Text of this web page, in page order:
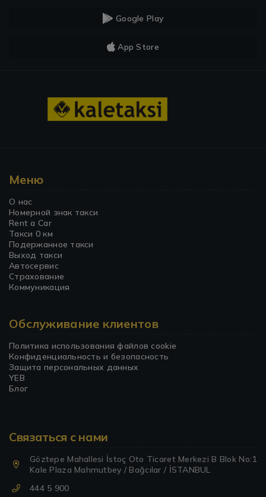
Google Play
App Store
Меню
О нас
Номерной знак такси
Rent a Car
Такси 0 км
Подержанное такси
Выход такси
Автосервис
Страхование
Коммуникация
Обслуживание клиентов
Политика использования файлов cookie
Конфиденциальность и безопасность
Защита персональных данных
YEB
Блог
Связаться с нами
Göztepe Mahallesi İstoç Oto Ticaret Merkezi B Blok No:1
Kale Plaza Mahmutbey / Bağcılar / İSTANBUL
444 5 900